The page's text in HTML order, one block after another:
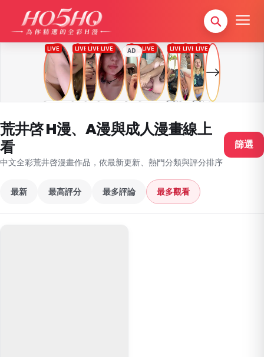
AD
荒井啓 H漫、A漫與成人漫畫線上
看
中文全彩荒井啓漫畫作品，依最新更新、熱門分類與評分排序
篩選
最新 最高評分 最多評論 最多觀看